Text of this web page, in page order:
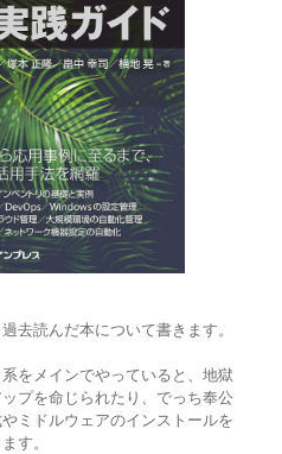
去読んだ本について書きます。
をメインでやっていると、地獄
プを命じられたり、でっち奉公
ミドルウェアのインストールを
す。